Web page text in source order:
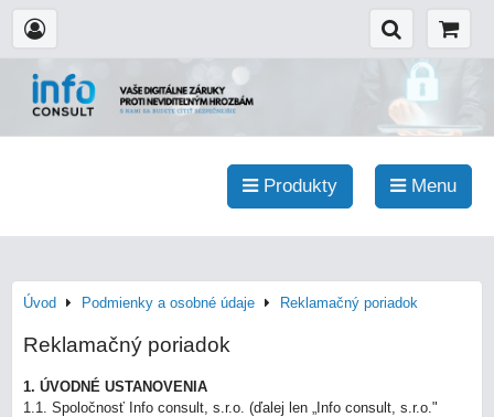
Produkty Menu
Úvod Podmienky a osobné údaje Reklamačný poriadok
Reklamačný poriadok
1. ÚVODNÉ USTANOVENIA
1.1. Spoločnosť Info consult, s.r.o. (ďalej len „Info consult, s.r.o."